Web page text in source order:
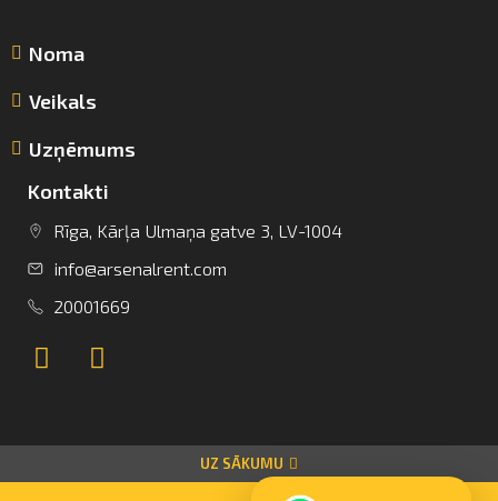
info@arsenalrent.com
+37120001669
Noma
Veikals
Uzņēmums
Kontakti
Rīga, Kārļa Ulmaņa gatve 3, LV-1004
info@arsenalrent.com
20001669
UZ SĀKUMU